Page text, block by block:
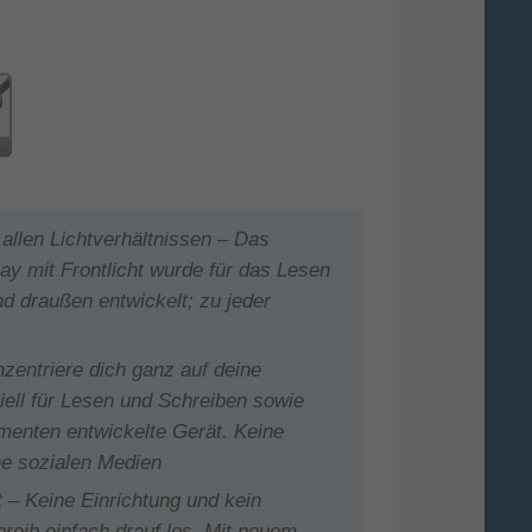
Lichtverhältnissen – Das
mit Frontlicht wurde für das Lesen
draußen entwickelt; zu jeder
dich ganz auf deine
für Lesen und Schreiben sowie
entwickelte Gerät. Keine
sozialen Medien
Keine Einrichtung und kein